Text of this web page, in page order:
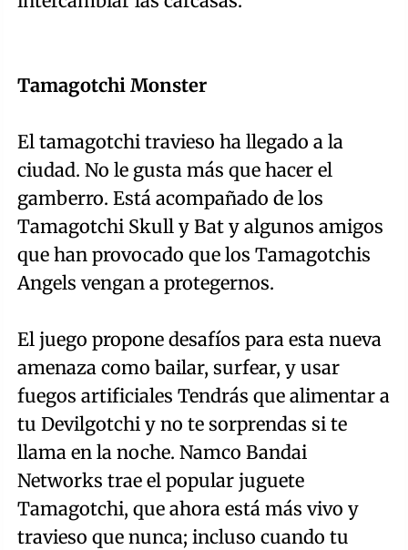
Tamagotchi Monster
El tamagotchi travieso ha llegado a la
ciudad. No le gusta más que hacer el
gamberro. Está acompañado de los
Tamagotchi Skull y Bat y algunos amigos
que han provocado que los Tamagotchis
Angels vengan a protegernos.
El juego propone desafíos para esta nueva
amenaza como bailar, surfear, y usar
fuegos artificiales Tendrás que alimentar a
tu Devilgotchi y no te sorprendas si te
llama en la noche. Namco Bandai
Networks trae el popular juguete
Tamagotchi, que ahora está más vivo y
travieso que nunca; incluso cuando tu